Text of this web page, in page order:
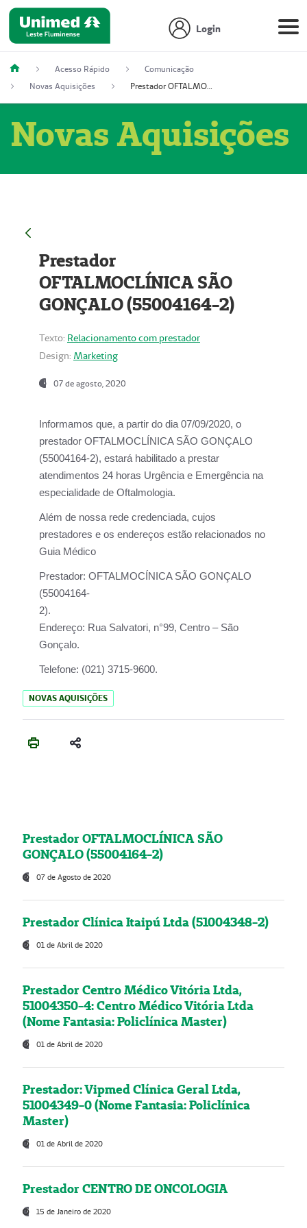
Login
Acesso Rápido
Comunicação
Novas Aquisições
Prestador OFTALMOCLÍNICA SÃO GONÇALO (55004164-2)
Novas Aquisições
Prestador
OFTALMOCLÍNICA SÃO
GONÇALO (55004164-2)
Texto: Relacionamento com prestador
Design: Marketing
07 de agosto, 2020
Informamos que, a partir do dia07/09/2020, o
prestador OFTALMOCLÍNICA SÃO GONÇALO
(55004164-2), estará habilitado a prestar
atendimentos 24 horas Urgência e Emergência na
especialidade de Oftalmologia.
Além de nossa rede credenciada, cujos
prestadores e os endereços estão relacionados no
Guia Médico
Prestador: OFTALMOCÍNICA SÃO GONÇALO
(55004164-
2).
Endereço: Rua Salvatori, n°99, Centro – São
Gonçalo.
Telefone: (021) 3715-9600.
NOVAS AQUISIÇÕES
Prestador OFTALMOCLÍNICA SÃO
GONÇALO (55004164-2)
07 de Agosto de 2020
Prestador Clínica Itaipú Ltda (51004348-2)
01 de Abril de 2020
Prestador Centro Médico Vitória Ltda,
51004350-4: Centro Médico Vitória Ltda
(Nome Fantasia: Policlínica Master)
01 de Abril de 2020
Prestador: Vipmed Clínica Geral Ltda,
51004349-0 (Nome Fantasia: Policlínica
Master)
01 de Abril de 2020
Prestador CENTRO DE ONCOLOGIA
15 de Janeiro de 2020